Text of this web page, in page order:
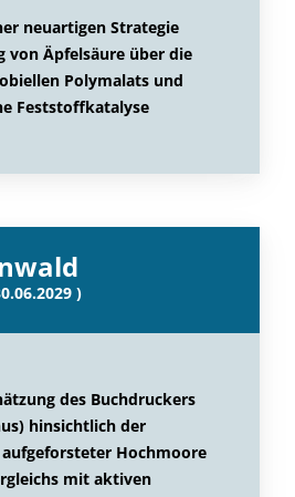
neuartigen Strategie
von Äpfelsäure über die
Polymalats und
Feststoffkatalyse
)
des Buchdruckers
hinsichtlich der
Hochmoore
mit aktiven